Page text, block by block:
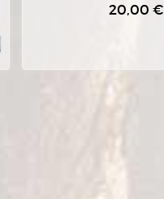
20,00 €